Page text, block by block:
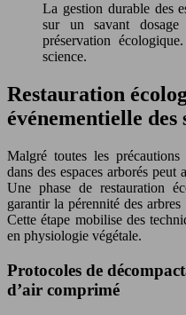
La gestion durable des
sur un savant
préservation
science.
Restauration
événementielle des
Malgré toutes les précautions
dans des espaces arborés
Une phase de restauration
garantir la pérennité des
Cette étape mobilise des
en physiologie végétale.
Protocoles de
d’air comprimé